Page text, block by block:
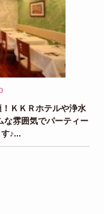
ＫＫＲホテルや浄水
な雰囲気でパーティー
♪...